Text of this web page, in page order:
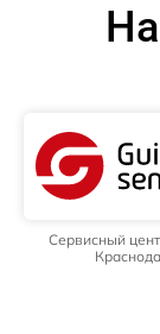
Сервисный